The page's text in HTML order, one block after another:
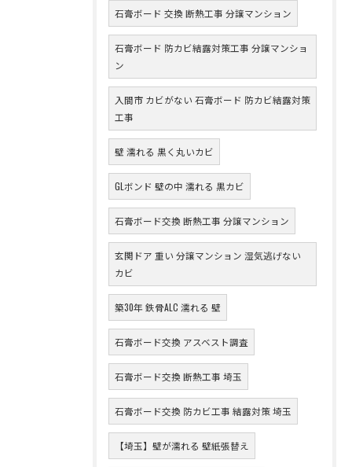
石膏ボード 交換 断熱工事 分譲マンション
石膏ボード 防カビ結露対策工事 分譲マンショ
ン
入間市 カビがない 石膏ボード 防カビ結露対策
工事
壁 濡れる 黒く丸いカビ
GLボンド 壁の中 濡れる 黒カビ
石膏ボード交換 断熱工事 分譲マンション
玄関ドア 重い 分譲マンション 湿気逃げない
カビ
築30年 鉄骨ALC 濡れる 壁
石膏ボード交換 アスベスト調査
石膏ボード交換 断熱工事 埼玉
石膏ボード交換 防カビ工事 結露対策 埼玉
【埼玉】壁が濡れる 壁紙張替え